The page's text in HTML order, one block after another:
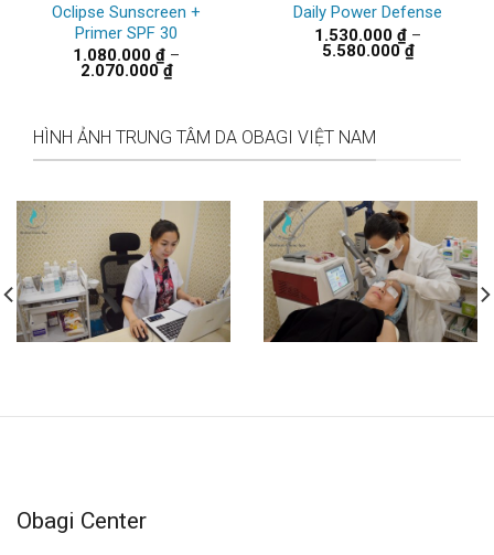
Oclipse Sunscreen +
Primer SPF 30
1.080.000 ₫ –
2.070.000₫Khoảng
giá:
đến
2.070.000 ₫
Daily Power Defense
1.530.000 ₫ –
5.580.000₫Khoảng
giá:
HÌNH ẢNH TRUNG TÂM DA OBAGI VIỆT NAM
Obagi Center